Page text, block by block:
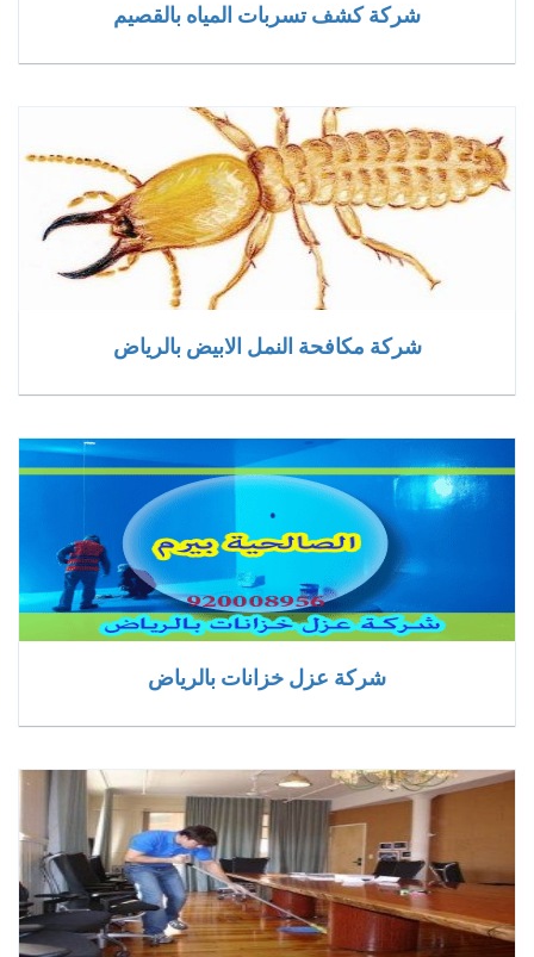
شركة كشف تسربات المياه بالقصيم
شركة مكافحة النمل الابيض بالرياض
شركة عزل خزانات بالرياض